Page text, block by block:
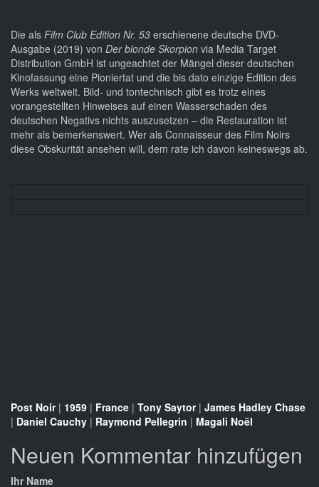
Die als Film Club Edition Nr. 53 erschienene deutsche DVD-
Ausgabe (2019) von Der blonde Skorpion via Media Target
Distribution GmbH ist ungeachtet der Mängel dieser deutschen
Kinofassung eine Pioniertat und die bis dato einzige Edition des
Werks weltweit. Bild- und tontechnisch gibt es trotz eines
vorangestellten Hinweises auf einen Wasserschaden des
deutschen Negativs nichts auszusetzen – die Restauration ist
mehr als bemerkenswert. Wer als Connaisseur des Film Noirs
diese Obskurität ansehen will, dem rate ich davon keineswegs ab.
Post Noir| 1959 | France | Tony Saytor| James Hadley Chase
| Daniel Cauchy | Raymond Pellegrin | Magali Noël
Neuen Kommentar hinzufügen
Ihr Name